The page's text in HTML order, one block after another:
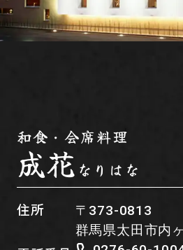
和食・会席料理
成花 なりはな
住所
〒373-0813
群馬県太田市内